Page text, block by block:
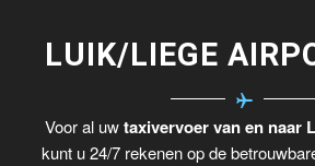
LUIK/LIEGE
Voor al uwtaxivervoer van en naar
kunt u 24/7 rekenen op de